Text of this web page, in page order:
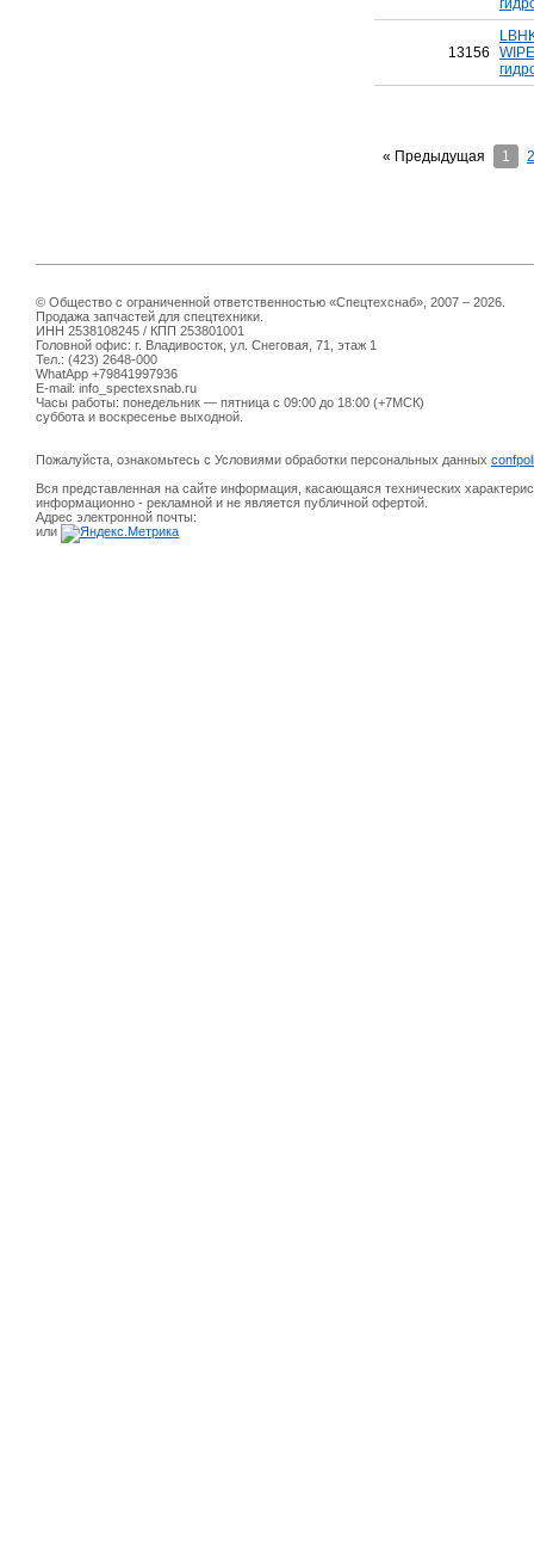
13156
« Предыдущая 1 2
© Общество с ограниченной ответственностью «Спецтехснаб», 2007 – 2026.
Продажа запчастей для спецтехники.
ИНН 2538108245 / КПП 253801001
Головной офис: г. Владивосток, ул. Снеговая, 71, этаж 1
Тел.: (423) 2648-000
WhatApp +79841997936
E-mail: info_spectexsnab.ru
Часы работы: понедельник — пятница с 09:00 до 18:00 (+7МСК)
суббота и воскресенье выходной.
Пожалуйста, ознакомьтесь с Условиями обработки персональных данных
Вся представленная на сайте информация, касающаяся технических
информационно - рекламной и не является публичной офертой.
Адрес электронной почты:
или